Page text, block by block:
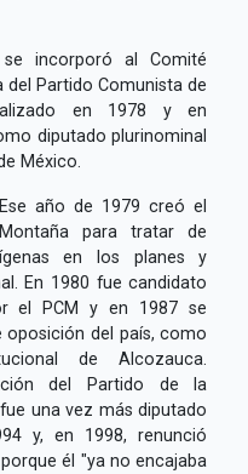
incorporó al Comité
del Partido Comunista de
en 1978 y en
diputado plurinominal
México.
año de 1979 creó el
para tratar de
en los planes y
En 1980 fue candidato
el PCM y en 1987 se
del país, como
de Alcozauca.
del Partido de la
una vez más diputado
y, en 1998, renunció
él "ya no encajaba